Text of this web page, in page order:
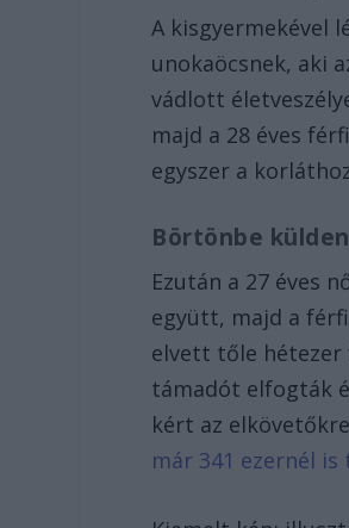
A kisgyermekével
unokaöcsnek, aki
vádlott
majd a 28 éves
egyszer a
Börtönbe
Ezután a 27 éves
együtt, majd a
elvett tőle hétezer
támadót elfogták
kért az
már 341 ezernél